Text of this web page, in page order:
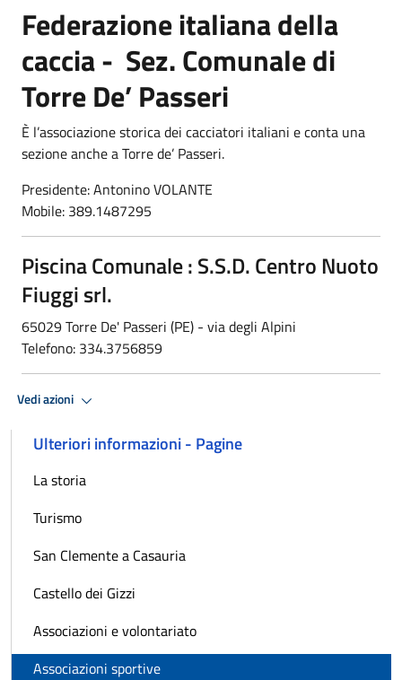
Federazione italiana della
caccia - Sez. Comunale di
Torre De’ Passeri
È l’associazione storica dei cacciatori italiani e conta una
sezione anche a Torre de’ Passeri.
Presidente: Antonino VOLANTE
Mobile: 389.1487295
Piscina Comunale : S.S.D. Centro Nuoto
Fiuggi srl.
65029 Torre De' Passeri (PE) - via degli Alpini
Telefono: 334.3756859
Vedi azioni
Ulteriori informazioni - Pagine
La storia
Turismo
San Clemente a Casauria
Castello dei Gizzi
Associazioni e volontariato
Associazioni sportive